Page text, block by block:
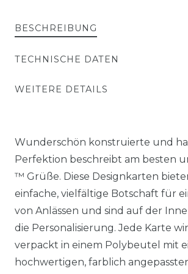
BESCHREIBUNG
TECHNISCHE DATEN
WEITERE DETAILS
Wunderschön konstruierte und
Perfektion beschreibt am besten
™ Grüße. Diese Designkarten
einfache, vielfältige Botschaft für
von Anlässen und sind auf der
die Personalisierung. Jede Karte
verpackt in einem Polybeutel mit
hochwertigen, farblich